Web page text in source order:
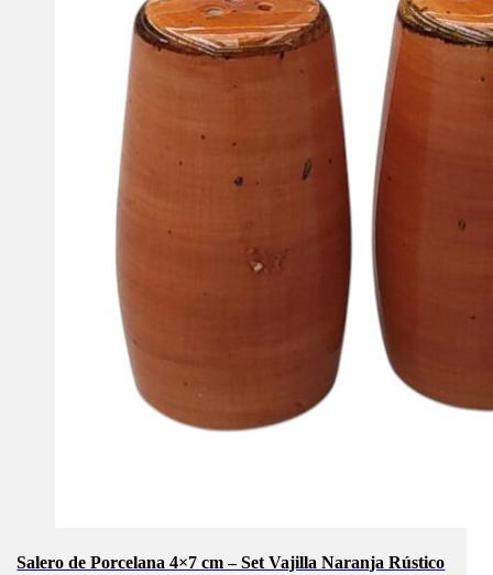
Salero de Porcelana 4×7 cm – Set Vajilla Naranja Rústico